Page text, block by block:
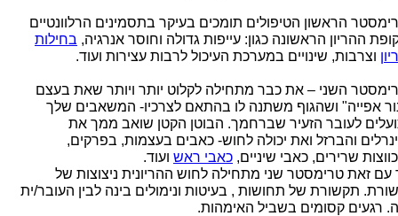
הראשון הטיפולים תומכים בעיקר בתסמינים הרלוונטיים
ההריון הראשונה כגון: עייפות גדולה וחוסר אנרגיה, בחילות
וצרבות, שינויים במערכת העיכול לרבות עצירות ועוד.
השני – את כבר מתחילה לקלוט יותר ויותר שאת בעצם
אפייה" ושהגוף משתנה לו בהתאם לצרכיו- המשאבים שלך
לעובר הזעיר שברחמך. הבוטן הקטן שואב ממך את
והברזל ואת יכולה לחוש- כאבים בעצמות, בפרקים,
שרירים, כאבי שיניים, כאבי ראש ועוד.
עם זאת טרימסטר שני מתחילה לחוש ההריונית ניצוצות של
תקשורת של תחושות , בעיטות ונימולים בינה לבין העובר/ית
רגעים קסומים בשביל האימהות.